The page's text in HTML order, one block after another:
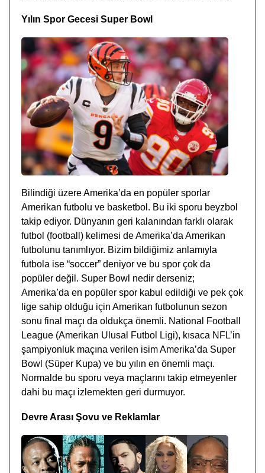
Yılın Spor Gecesi Super Bowl
Bilindiği üzere Amerika’da en popüler sporlar
Amerikan futbolu ve basketbol. Bu iki sporu beyzbol
takip ediyor. Dünyanın geri kalanından farklı olarak
futbol (football) kelimesi de Amerika’da Amerikan
futbolunu tanımlıyor. Bizim bildiğimiz anlamıyla
futbola ise “soccer” deniyor ve bu spor çok da
popüler değil. Super Bowl nedir derseniz;
Amerika’da en popüler spor kabul edildiği ve pek çok
lige sahip olduğu için Amerikan futbolunun sezon
sonu final maçı da oldukça önemli. National Football
League (Amerikan Ulusal Futbol Ligi), kısaca NFL’in
şampiyonluk maçına verilen isim Amerika’da Super
Bowl (Süper Kupa) ve bu yılın en önemli maçı.
Normalde bu sporu veya maçlarını takip etmeyenler
dahi bu maçı izlemekten geri durmuyor.
Devre Arası Şovu ve Reklamlar